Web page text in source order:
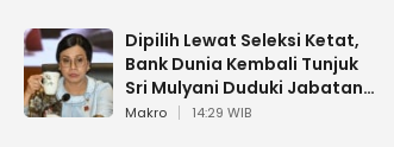
Dipilih Lewat Seleksi Ketat,
Bank Dunia Kembali Tunjuk
Sri Mulyani Duduki Jabatan
Strategis
Makro 14:29 WIB